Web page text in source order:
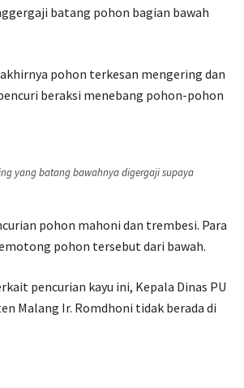
batang pohon bagian bawah
pohon terkesan mengering dan
beraksi menebang pohon-pohon
yang batang bawahnya digergaji supaya
pohon mahoni dan trembesi. Para
pohon tersebut dari bawah.
pencurian kayu ini, Kepala Dinas PU
Malang Ir. Romdhoni tidak berada di